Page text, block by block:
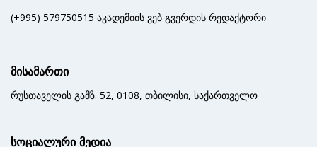
(+995) 579750515 აკადემიის ვებ გვერდის რედაქტორი
მისამართი
რუსთაველის გამზ. 52, 0108, თბილისი, საქართველო
სოციალური მედია